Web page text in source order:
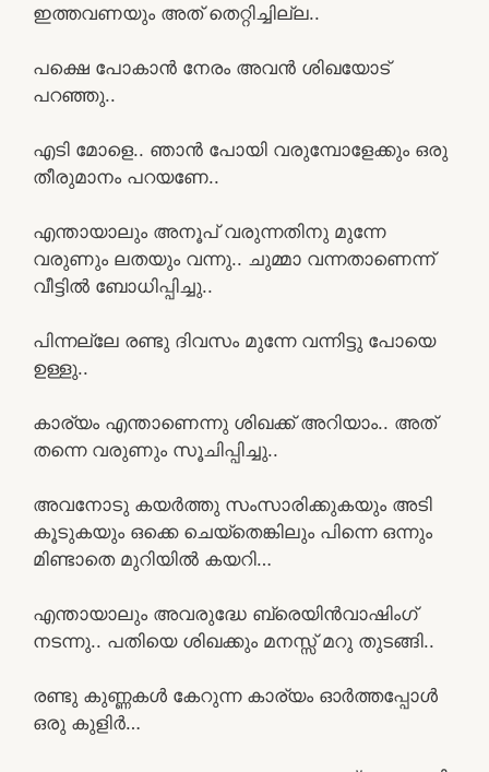
ഇത്തവണയും അത് തെറ്റിച്ചില്ല..
പക്ഷെ പോകാൻ നേരം അവൻ ശിഖയോട്
പറഞ്ഞു..
എടി മോളെ.. ഞാൻ പോയി വരുമ്പോളേക്കും ഒരു
തീരുമാനം പറയണേ..
എന്തായാലും അനൂപ് വരുന്നതിനു മുന്നേ
വരുണും ലതയും വന്നു.. ചുമ്മാ വന്നതാണെന്ന്
വീട്ടിൽ ബോധിപ്പിച്ചു..
പിന്നല്ലേ രണ്ടു ദിവസം മുന്നേ വന്നിട്ടു പോയെ
ഉള്ളു..
കാര്യം എന്താണെന്നു ശിഖക്ക് അറിയാം.. അത്
തന്നെ വരുണും സൂചിപ്പിച്ചു..
അവനോടു കയർത്തു സംസാരിക്കുകയും അടി
കൂടുകയും ഒക്കെ ചെയ്‌തെങ്കിലും പിന്നെ ഒന്നും
മിണ്ടാതെ മുറിയിൽ കയറി…
എന്തായാലും അവരുദ്ധേ ബ്രെയിൻവാഷിംഗ്
നടന്നു.. പതിയെ ശിഖക്കും മനസ്സ് മറു തുടങ്ങി..
രണ്ടു കുണ്ണകൾ കേറുന്ന കാര്യം ഓർത്തപ്പോൾ
ഒരു കുളിർ…